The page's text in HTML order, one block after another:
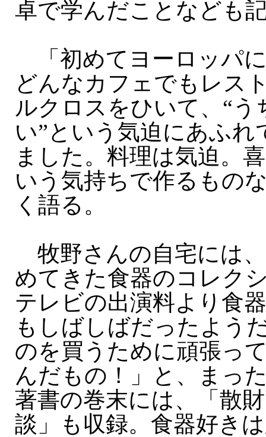
卓で学んだことなども
「初めてヨーロッパ
どんなカフェでもレス
ルクロスをひいて、“う
い”という気迫にあふれ
ました。料理は気迫。
いう気持ちで作るもの
く語る。
牧野さんの自宅には
めてきた食器のコレク
テレビの出演料より食
もしばしばだったよう
のを買うために頑張っ
んだもの！」と、まっ
著書の巻末には、「散
談」も収録。食器好き